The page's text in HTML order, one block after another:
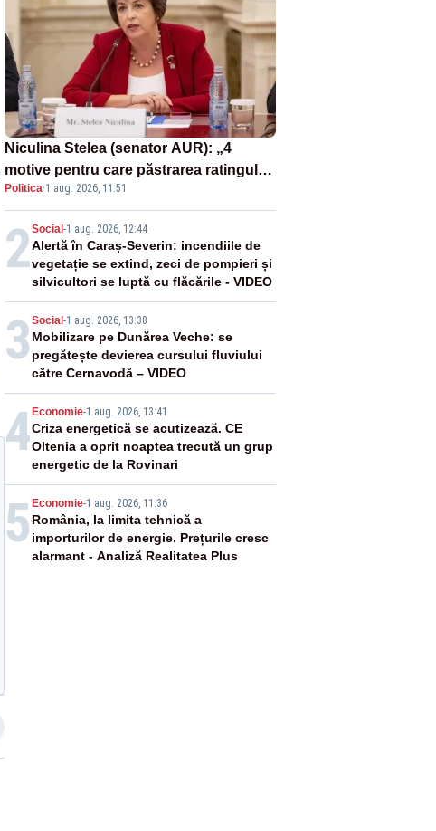
Niculina Stelea (senator AUR): „4
motive pentru care păstrarea ratingului
de țară nu este o reușită pentru
Guvernul Bolojan”
Politica·1 aug. 2026, 11:51
2Social-1 aug. 2026, 12:44
Alertă în Caraș-Severin: incendiile de
vegetație se extind, zeci de pompieri și
silvicultori se luptă cu flăcările - VIDEO
3 Social-1 aug. 2026, 13:38
Mobilizare pe Dunărea Veche: se
pregătește devierea cursului fluviului
către Cernavodă – VIDEO
4Economie-1 aug. 2026, 13:41
Criza energetică se acutizează. CE
Oltenia a oprit noaptea trecută un grup
energetic de la Rovinari
5 Economie-1 aug. 2026, 11:36
România, la limita tehnică a
importurilor de energie. Prețurile cresc
alarmant - Analiză Realitatea Plus